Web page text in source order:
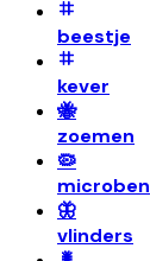
beestje
kever
🐝
zoemen
🦠
microben
🦋
vlinders